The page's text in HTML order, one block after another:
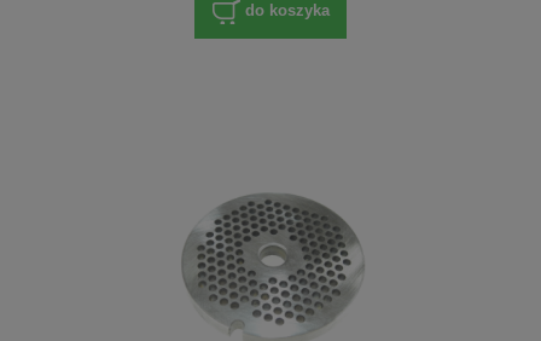
do koszyka